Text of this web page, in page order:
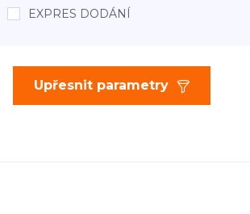
Upřesnit parametry
EXPRES DODÁNÍ